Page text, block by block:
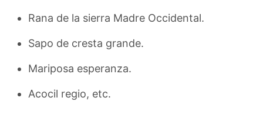
Rana de la sierra Madre Occidental.
Sapo de cresta grande.
Mariposa esperanza.
Acocil regio, etc.